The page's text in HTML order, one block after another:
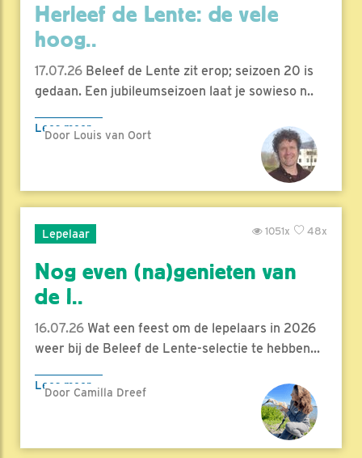
Herleef de Lente: de vele
hoog..
17.07.26 Beleef de Lente zit erop; seizoen 20 is
gedaan. Een jubileumseizoen laat je sowieso n..
Lees meer
Door Louis van Oort
Lepelaar 48x
1051x
Nog even (na)genieten van
de l..
16.07.26 Wat een feest om de lepelaars in 2026
weer bij de Beleef de Lente-selectie te hebben...
Lees meer
Door Camilla Dreef